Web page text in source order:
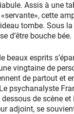
Assis à une
cette
tombe. Sous
d’être bouche bée.
beaux esprits
vingtaine de
de partout et
psychanalyste
de scène
adjoint, se